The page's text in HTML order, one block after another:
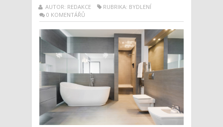
AUTOR: REDAKCE
RUBRIKA: BYDLENÍ
0 KOMENTÁŘŮ